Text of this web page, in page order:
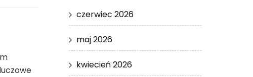
czerwiec 2026
maj 2026
kwiecień 2026